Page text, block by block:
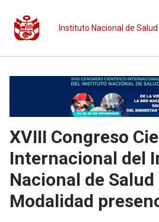
Instituto Nacional de Salud
XVIII Congreso
Internacional del
Nacional de Salud
Modalidad